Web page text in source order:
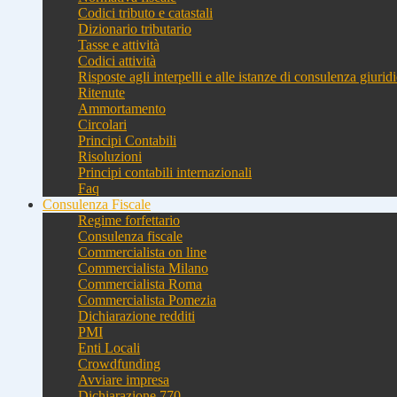
Codici tributo e catastali
Dizionario tributario
Tasse e attività
Codici attività
Risposte agli interpelli e alle istanze di consulenza
Ritenute
Ammortamento
Circolari
Principi Contabili
Risoluzioni
Principi contabili internazionali
Faq
Consulenza Fiscale
Regime forfettario
Consulenza fiscale
Commercialista on line
Commercialista Milano
Commercialista Roma
Commercialista Pomezia
Dichiarazione redditi
PMI
Enti Locali
Crowdfunding
Avviare impresa